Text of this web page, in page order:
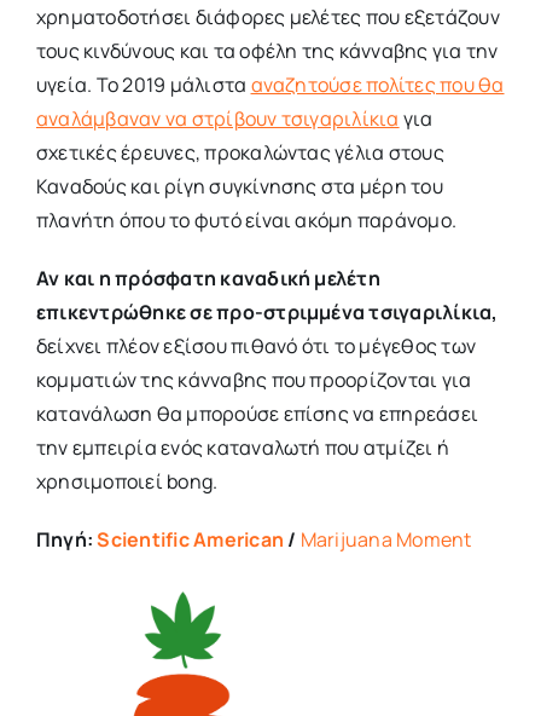
χρηματοδοτήσει διάφορες μελέτες που εξετάζουν
τους κινδύνους και τα οφέλη της κάνναβης για την
υγεία. To 2019 μάλιστα αναζητούσε πολίτες που θα
αναλάμβαναν να στρίβουν τσιγαριλίκια για
σχετικές έρευνες, προκαλώντας γέλια στους
Καναδούς και ρίγη συγκίνησης στα μέρη του
πλανήτη όπου το φυτό είναι ακόμη παράνομο.
Αν και η πρόσφατη καναδική μελέτη
επικεντρώθηκε σε προ-στριμμένα τσιγαριλίκια,
δείχνει πλέον εξίσου πιθανό ότι το μέγεθος των
κομματιών της κάνναβης που προορίζονται για
κατανάλωση θα μπορούσε επίσης να επηρεάσει
την εμπειρία ενός καταναλωτή που ατμίζει ή
χρησιμοποιεί bong.
Πηγή:Scientific American / Marijuana Moment